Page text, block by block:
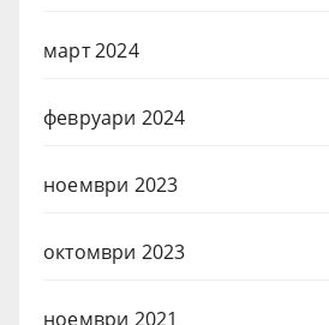
март 2024
февруари 2024
ноември 2023
октомври 2023
ноември 2021